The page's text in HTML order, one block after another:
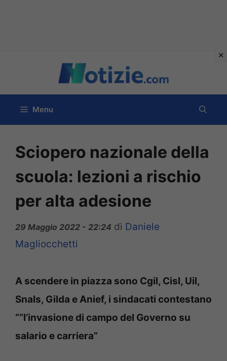
contenuto
Menu
Sciopero nazionale della
scuola: lezioni a rischio
per alta adesione
29 Maggio 2022 - 22:24 di Daniele
Magliocchetti
A scendere in piazza sono Cgil, Cisl, Uil,
Snals, Gilda e Anief, i sindacati contestano
““l’invasione di campo del Governo su
salario e carriera”